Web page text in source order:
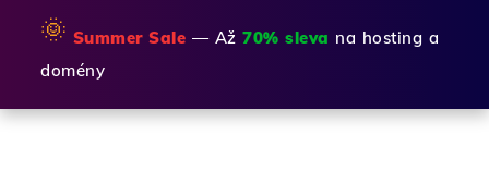
🌞 Summer Sale — Až 70% sleva na hosting a
domény